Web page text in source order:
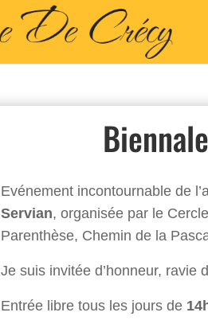
Evénement incontournable de
Servian, organisée par le
Parenthèse, Chemin de la
Je suis invitée d’honneur, ravie
Entrée libre tous les jours de